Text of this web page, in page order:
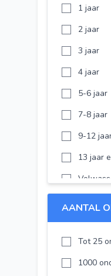
LEGO
LEGO
Lego
Lego
LEGO
LEGO
LEGO
LEGO
LEGO
LEGO
Disney
Disney
1 jaar
2 jaar
3 jaar
4 jaar
5-6 jaar
7-8 jaar
9-12
13 jaar
AANTAL
Tot 25
1000